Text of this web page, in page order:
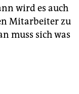
wird es auch
Mitarbeiter zu
muss sich was